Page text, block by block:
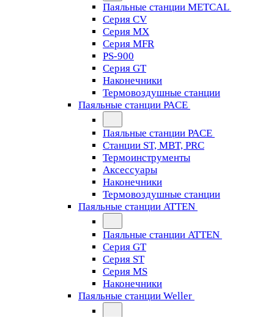
Паяльные станции METCAL
Серия CV
Серия MX
Серия MFR
PS-900
Серия GT
Наконечники
Термовоздушные станции
Паяльные станции PACE
Паяльные станции PACE
Станции ST, MBT, PRC
Термоинструменты
Аксессуары
Наконечники
Термовоздушные станции
Паяльные станции ATTEN
Паяльные станции ATTEN
Серия GT
Серия ST
Серия MS
Наконечники
Паяльные станции Weller